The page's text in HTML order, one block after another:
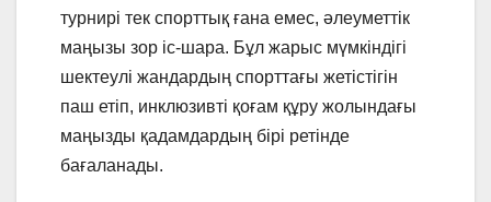
турнирі тек спорттық ғана емес, әлеуметтік
маңызы зор іс-шара. Бұл жарыс мүмкіндігі
шектеулі жандардың спорттағы жетістігін
паш етіп, инклюзивті қоғам құру жолындағы
маңызды қадамдардың бірі ретінде
бағаланады.